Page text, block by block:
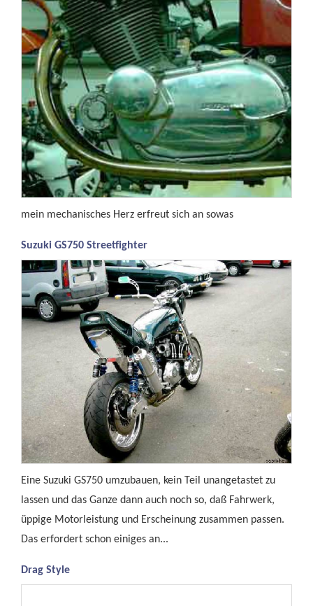
mein mechanisches Herz erfreut sich an sowas
Suzuki GS750 Streetfighter
Eine Suzuki GS750 umzubauen, kein Teil unangetastet zu
lassen und das Ganze dann auch noch so, daß Fahrwerk,
üppige Motorleistung und Erscheinung zusammen passen.
Das erfordert schon einiges an...
Drag Style